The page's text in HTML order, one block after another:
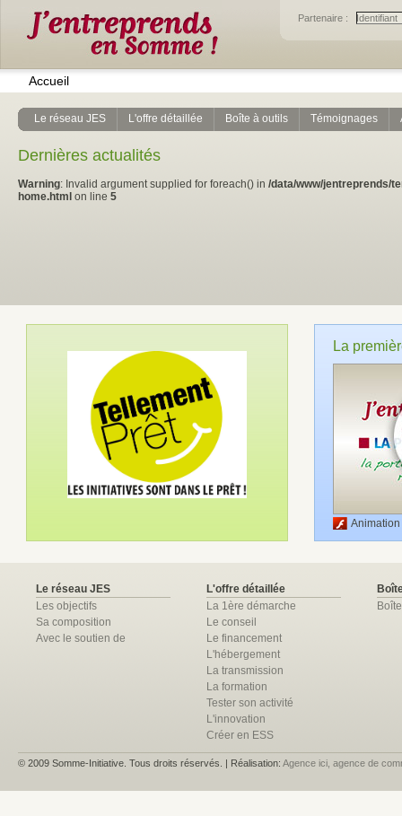
Partenaire :
Accueil
Le réseau JES L'offre détaillée Boîte à outils Témoignages
Dernières actualités
Warning: Invalid argument supplied for foreach() in /data/www/jentreprends/
home.html on line 5
La
Animation
Le réseau JES
Les objectifs
Sa composition
Avec le soutien de
L'offre détaillée
La 1ère démarche
Le conseil
Le financement
L'hébergement
La transmission
La formation
Tester son activité
L'innovation
Créer en ESS
© 2009 Somme-Initiative. Tous droits réservés. | Réalisation: Agence ici, agence de